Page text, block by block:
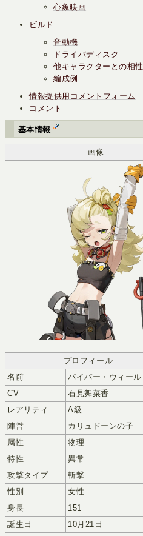
心象映画
ビルド
音動機
ドライバディスク
他キャラクターとの相性
編成例
情報提供用コメントフォーム
コメント
基本情報
画像
プロフィール
名前
パイパー・ウィール
CV
石見舞菜香
レアリティ
A級
陣営
カリュドーンの子
属性
物理
特性
異常
攻撃タイプ
斬撃
性別
女性
身長
151
誕生日
10月21日